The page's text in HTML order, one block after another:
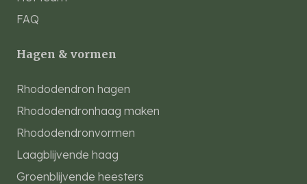
FAQ
Hagen & vormen
Rhododendron hagen
Rhododendronhaag maken
Rhododendronvormen
Laagblijvende haag
Groenblijvende heesters